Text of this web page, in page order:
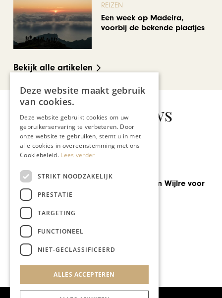
REIZEN
Een week op Madeira,
voorbij de bekende plaatjes
Bekijk alle artikelen
Gerelateerd nieuws
Culinair festijn in Wijlre voor
Deze website maakt gebruik
van cookies.
Deze website gebruikt cookies om uw
gebruikerservaring te verbeteren. Door
onze website te gebruiken, stemt u in met
alle cookies in overeenstemming met ons
Cookiebeleid. Lees verder
STRIKT NOODZAKELIJK
PRESTATIE
TARGETING
FUNCTIONEEL
NIET-GECLASSIFICEERD
ALLES ACCEPTEREN